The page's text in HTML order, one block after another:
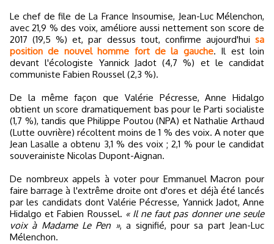
Le chef de file de La France Insoumise, Jean-Luc Mélenchon,
avec 21,9 % des voix, améliore aussi nettement son score de
2017 (19,5 %) et, par dessus tout, confirme aujourd'hui sa
position de nouvel homme fort de la gauche. Il est loin
devant l'écologiste Yannick Jadot (4,7 %) et le candidat
communiste Fabien Roussel (2,3 %).
De la même façon que Valérie Pécresse, Anne Hidalgo
obtient un score dramatiquement bas pour le Parti socialiste
(1,7 %), tandis que Philippe Poutou (NPA) et Nathalie Arthaud
(Lutte ouvrière) récoltent moins de 1 % des voix. A noter que
Jean Lasalle a obtenu 3,1 % des voix ; 2,1 % pour le candidat
souverainiste Nicolas Dupont-Aignan.
De nombreux appels à voter pour Emmanuel Macron pour
faire barrage à l'extrême droite ont d'ores et déjà été lancés
par les candidats dont Valérie Pécresse, Yannick Jadot, Anne
Hidalgo et Fabien Roussel. « Il ne faut pas donner une seule
voix à Madame Le Pen », a signifié, pour sa part Jean-Luc
Mélenchon.